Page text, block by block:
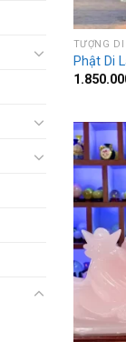
TƯỢNG DI
Phật Di